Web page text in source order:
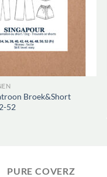
Broek&Short
52
PURE COVERZ